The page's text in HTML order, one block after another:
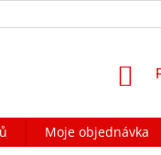
Moje objednávka